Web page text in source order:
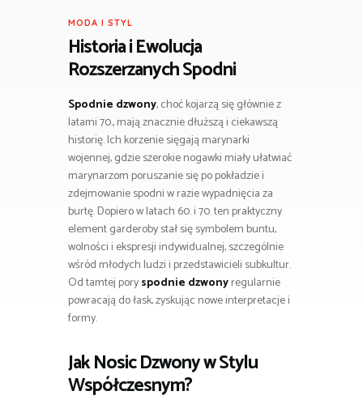
MODA I STYL
Historia i Ewolucja
Rozszerzanych Spodni
Spodnie dzwony, choć kojarzą się głównie z
latami 70., mają znacznie dłuższą i ciekawszą
historię. Ich korzenie sięgają marynarki
wojennej, gdzie szerokie nogawki miały ułatwiać
marynarzom poruszanie się po pokładzie i
zdejmowanie spodni w razie wypadnięcia za
burtę. Dopiero w latach 60. i 70. ten praktyczny
element garderoby stał się symbolem buntu,
wolności i ekspresji indywidualnej, szczególnie
wśród młodych ludzi i przedstawicieli subkultur.
Od tamtej poryspodnie dzwonyregularnie
powracają do łask, zyskując nowe interpretacje i
formy.
Jak Nosic Dzwony w Stylu
Współczesnym?